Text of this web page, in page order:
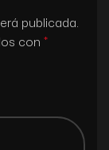
publicada.
con *